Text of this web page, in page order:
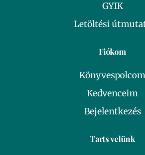
GYIK
Letöltési
Fiókom
Könyvespolcom
Kedvenceim
Bejelentkezés
Tarts velünk